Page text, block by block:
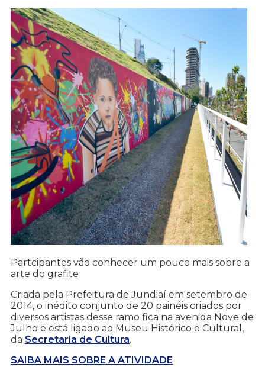
Partcipantes vão conhecer um pouco mais sobre a
arte do grafite
Criada pela Prefeitura de Jundiaí em setembro de
2014, o inédito conjunto de 20 painéis criados por
diversos artistas desse ramo fica na avenida Nove de
Julho e está ligado ao Museu Histórico e Cultural,
da Secretaria de Cultura.
SAIBA MAIS SOBRE A ATIVIDADE